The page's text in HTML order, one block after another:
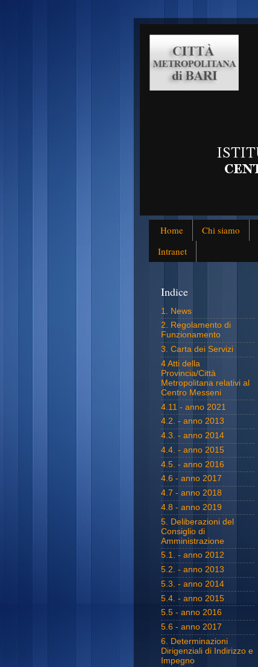
Home Chi siamo
Intranet
Indice
1. News
2. Regolamento di
Funzionamento
3. Carta dei Servizi
4 Atti della
Provincia/Città
Metropolitana relativi al
Centro Messeni
4.11 - anno 2021
4.2. - anno 2013
4.3. - anno 2014
4.4. - anno 2015
4.5. - anno 2016
4.6 - anno 2017
4.7 - anno 2018
4.8 - anno 2019
5. Deliberazioni del
Consiglio di
Amministrazione
5.1. - anno 2012
5.2. - anno 2013
5.3. - anno 2014
5.4. - anno 2015
5.5 - anno 2016
5.6 - anno 2017
6. Determinazioni
Dirigenziali di Indirizzo e
Impegno